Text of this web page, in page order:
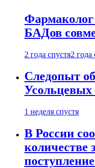
Фармаколог
БАДов
2 года спустя2 года
Следопыт
Усольцевых
1 неделя спустя
В России
количестве